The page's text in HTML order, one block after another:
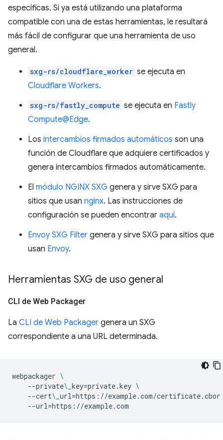
específicas. Si ya está utilizando una plataforma
compatible con una de estas herramientas, le resultará
más fácil de configurar que una herramienta de uso
general.
sxg-rs/cloudflare_worker se ejecuta en
Cloudflare Workers.
sxg-rs/fastly_compute se ejecuta en Fastly
Compute@Edge.
Los intercambios firmados automáticos son una
función de Cloudflare que adquiere certificados y
genera intercambios firmados automáticamente.
El módulo NGINX SXG genera y sirve SXG para
sitios que usan nginx. Las instrucciones de
configuración se pueden encontrar aquí.
Envoy SXG Filter genera y sirve SXG para sitios que
usan Envoy.
Herramientas SXG de uso general
CLI de Web Packager
La CLI de Web Packager genera un SXG
correspondiente a una URL determinada.
webpackager \
--private\_ key=private.key \
--cert\_ url=https://example.com/certificate.cbor
--url=